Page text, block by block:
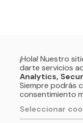
¡Hola! Nuestro
darte servicios
Analytics,
Siempre podrás
consentimiento
Seleccionar